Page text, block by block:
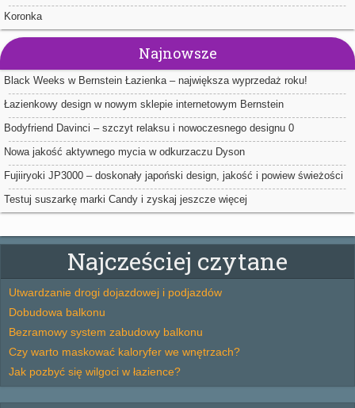
Koronka
Najnowsze
Black Weeks w Bernstein Łazienka – największa wyprzedaż roku!
Łazienkowy design w nowym sklepie internetowym Bernstein
Bodyfriend Davinci – szczyt relaksu i nowoczesnego designu 0
Nowa jakość aktywnego mycia w odkurzaczu Dyson
Fujiiryoki JP3000 – doskonały japoński design, jakość i powiew świeżości
we wnętrzu Twojego domu
Testuj suszarkę marki Candy i zyskaj jeszcze więcej
Najcześciej czytane
Utwardzanie drogi dojazdowej i podjazdów
Dobudowa balkonu
Bezramowy system zabudowy balkonu
Czy warto maskować kaloryfer we wnętrzach?
Jak pozbyć się wilgoci w łazience?